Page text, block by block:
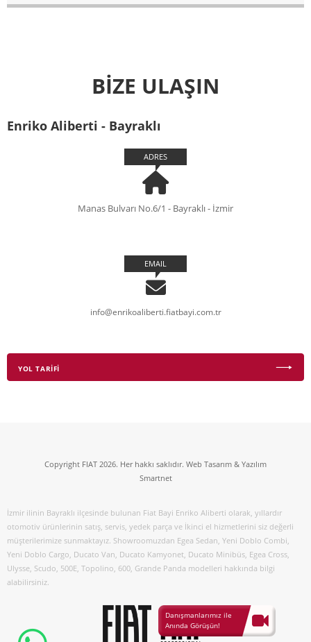
BİZE ULAŞIN
Enriko Aliberti - Bayraklı
ADRES
Manas Bulvarı No.6/1 - Bayraklı - İzmir
EMAIL
info@enrikoaliberti.fiatbayi.com.tr
YOL TARİFİ
Copyright FIAT 2026. Her hakkı saklıdır. Web Tasarım & Yazılım
Smartnet
İzmir ilinin Bayraklı ilçesinde bulunan Fiat Bayi Enriko Aliberti olarak, yıllardır
otomotiv ürünlerinin satış, servis, yedek parça ve İkinci el hizmetlerini siz değerli
müşterilerimize sunmaktayız. Showroomuzdan Egea Sedan, Yeni Doblo Combi,
Yeni Doblo Cargo, Ducato Van, Ducato Kamyonet, Ducato Minibüs, Egea Cross,
Ulysse, Scudo, 500E, Topolino, 600, Grande Panda modelleri hakkında bilgi
alabilirsiniz.
Danışmanlarımız ile
Anında Görüşün!